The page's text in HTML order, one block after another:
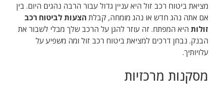
מציאת ביטוח רכב זול היא עניין גדול עבור הרבה נהגים היום. בין
אם אתה נהג חדש או נהג מומחה, קבלת הצעות לביטוח רכב
זולות היא המפתח. זה עוזר להגן על הרכב שלך מבלי לשבור את
הבנק. נבחן דרכים למציאת ביטוח רכב זול ומה משפיע על
עלויותיך.
מסקנות מרכזיות